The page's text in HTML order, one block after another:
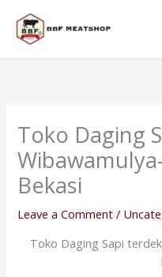
content
Toko Daging
Bekasi
Leave a Comment /
Toko Daging Sapi